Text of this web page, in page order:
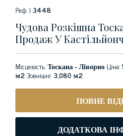
Реф. | 3448
Чудова Розкішна
Продаж У
Місцевість:Тоскана - Ліворно Ціна:
м2Зовнішні:3,080 м2
ПОВНЕ
ДОДАТКОВА